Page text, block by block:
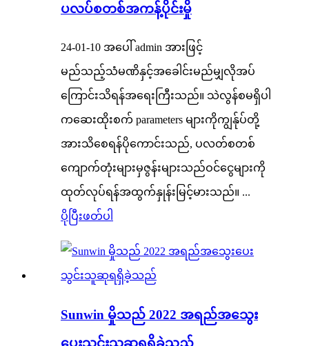
ပလပ်စတစ်အကန့်ပိုင်းမှို
24-01-10 အပေါ် admin အားဖြင့်
မည်သည့်သံမဏိနှင့်အခေါင်းမည်မျှလိုအပ်
ကြောင်းသိရန်အရေးကြီးသည်။ သဲလွန်စမရှိပါ
ကဆေးထိုးစက် parameters များကိုကျွန်ုပ်တို့
အားသိစေရန်ပိုကောင်းသည်, ပလတ်စတစ်
ကျောက်တုံးများမှဇွန်းများသည်ဝင်ငွေများကို
ထုတ်လုပ်ရန်အထွက်နှုန်းမြင့်မားသည်။ ...
ပိုပြီးဖတ်ပါ
Sunwin မှိုသည် 2022 အရည်အသွေး
ပေးသွင်းသူဆုရရှိခဲ့သည်